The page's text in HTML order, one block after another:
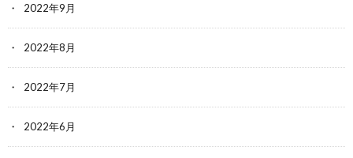
2022年9月
2022年8月
2022年7月
2022年6月